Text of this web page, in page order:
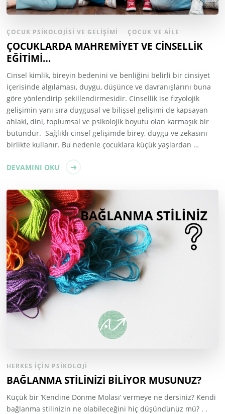
ÇOCUK PSIKOLOJISI VE GELIŞIMI ÇOCUK VE AILE
ÇOCUKLARDA MAHREMİYET VE CİNSELLİK
EĞİTİMİ…
Cinsel kimlik, bireyin bedenini ve benliğini belirli bir cinsiyet
içerisinde algılaması, duygu, düşünce ve davranışlarını buna
göre yönlendirip şekillendirmesidir. Cinsellik ise fizyolojik
gelişimin yanı sıra duygusal ve bilişsel gelişimi de kapsayan
ahlaki, dini, toplumsal ve psikolojik boyutu olan karmaşık bir
bütündür. Sağlıklı cinsel gelişimde birey, duygu ve zekasını
birlikte kullanır. Bu nedenle çocuklara küçük yaşlardan …
DEVAMINI OKU
HERKES İÇIN PSIKOLOJI
BAĞLANMA STİLİNİZİ BİLİYOR MUSUNUZ?
Küçük bir ‘Kendine Dönme Molası’ vermeye ne dersiniz? Kendi
bağlanma stilinizin ne olabileceğini hiç düşündünüz mü? . .